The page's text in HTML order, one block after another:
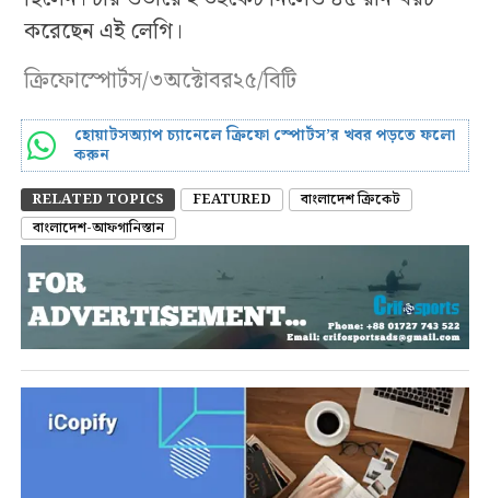
করেছেন এই লেগি।
ক্রিফোস্পোর্টস/৩অক্টোবর২৫/বিটি
হোয়াটসঅ্যাপ চ্যানেলে ক্রিফো স্পোর্টস’র খবর পড়তে ফলো
করুন
RELATED TOPICS FEATURED
বাংলাদেশ ক্রিকেট
বাংলাদেশ-আফগানিস্তান